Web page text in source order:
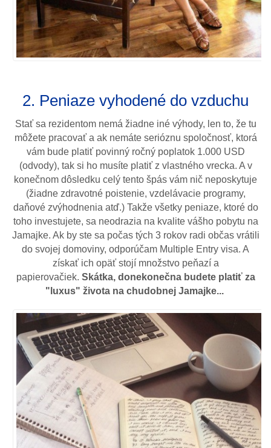
2. Peniaze vyhodené do vzduchu
Stať sa rezidentom nemá žiadne iné výhody, len to, že tu
môžete pracovať a ak nemáte serióznu spoločnosť, ktorá
vám bude platiť povinný ročný poplatok 1.000 USD
(odvody), tak si ho musíte platiť z vlastného vrecka. A v
konečnom dôsledku celý tento špás vám nič neposkytuje
(žiadne zdravotné poistenie, vzdelávacie programy,
daňové zvýhodnenia atď.) Takže všetky peniaze, ktoré do
toho investujete, sa neodrazia na kvalite vášho pobytu na
Jamajke. Ak by ste sa počas tých 3 rokov radi občas vrátili
do svojej domoviny, odporúčam Multiple Entry visa. A
získať ich opäť stojí množstvo peňazí a
papierovačiek. Skátka, donekonečna budete platiť za
"luxus" života na chudobnej Jamajke...